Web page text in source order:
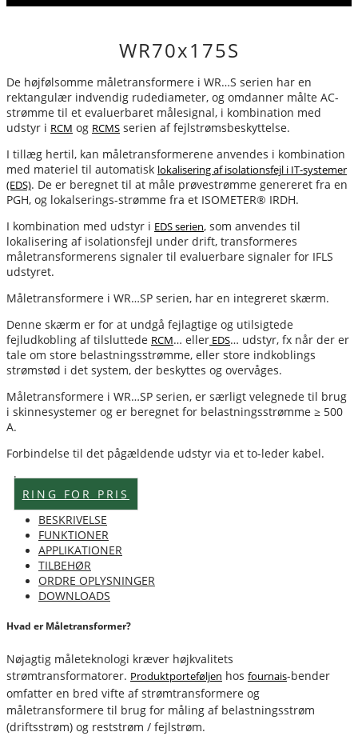
WR70x175S
De højfølsomme måletransformere i WR…S serien har en
rektangulær indvendig rudediameter, og omdanner målte AC-
strømme til et evaluerbaret målesignal, i kombination med
udstyr i RCM og RCMS serien af fejlstrømsbeskyttelse.
I tillæg hertil, kan måletransformerene anvendes i kombination
med materiel til automatisk lokalisering af isolationsfejl i IT-systemer
(EDS). De er beregnet til at måle prøvestrømme genereret fra en
PGH, og lokalserings-strømme fra et ISOMETER® IRDH.
I kombination med udstyr i EDS serien, som anvendes til
lokalisering af isolationsfejl under drift, transformeres
måletransformerens signaler til evaluerbare signaler for IFLS
udstyret.
Måletransformere i WR…SP serien, har en integreret skærm.
Denne skærm er for at undgå fejlagtige og utilsigtede
fejludkobling af tilsluttede RCM… eller EDS… udstyr, fx når der er
tale om store belastningsstrømme, eller store indkoblings
strømstød i det system, der beskyttes og overvåges.
Måletransformere i WR…SP serien, er særligt velegnede til brug
i skinnesystemer og er beregnet for belastningsstrømme ≥ 500
A.
Forbindelse til det pågældende udstyr via et to-leder kabel.
Lagervare
RING FOR PRIS
BESKRIVELSE
FUNKTIONER
APPLIKATIONER
TILBEHØR
ORDRE OPLYSNINGER
DOWNLOADS
Hvad er Måletransformer?
Nøjagtig måleteknologi kræver højkvalitets
strømtransformatorer. Produktporteføljen hos fournais-bender
omfatter en bred vifte af strømtransformere og
måletransformere til brug for måling af belastningsstrøm
(driftsstrøm) og reststrøm / fejlstrøm.